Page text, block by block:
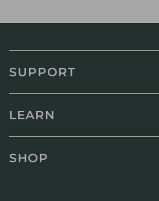
SUPPORT
LEARN
SHOP